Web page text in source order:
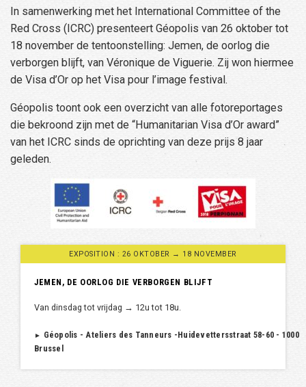
In samenwerking met het International Committee of the
Red Cross (ICRC) presenteert Géopolis van 26 oktober tot
18 november de tentoonstelling: Jemen, de oorlog die
verborgen blijft, van Véronique de Viguerie. Zij won hiermee
de Visa d’Or op het Visa pour l’image festival.
Géopolis toont ook een overzicht van alle fotoreportages
die bekroond zijn met de “Humanitarian Visa d’Or award”
van het ICRC sinds de oprichting van deze prijs 8 jaar
geleden.
EXPOSITION : 26 OKTOBER → 18 NOVEMBER
JEMEN, DE OORLOG DIE VERBORGEN BLIJFT
Van dinsdag tot vrijdag → 12u tot 18u.
►
Géopolis - Ateliers des Tanneurs -Huidevettersstraat 58-60 - 1000
Brussel